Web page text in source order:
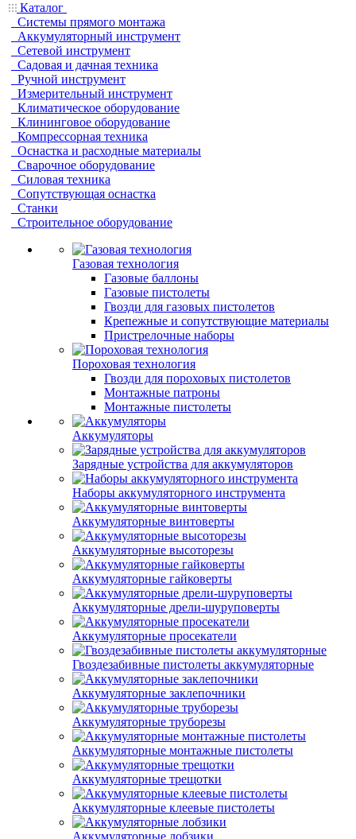
Каталог
Системы прямого монтажа
Аккумуляторный инструмент
Сетевой инструмент
Садовая и дачная техника
Ручной инструмент
Измерительный инструмент
Климатическое оборудование
Клининговое оборудование
Компрессорная техника
Оснастка и расходные материалы
Сварочное оборудование
Силовая техника
Сопутствующая оснастка
Станки
Строительное оборудование
Газовая технология
Газовые баллоны
Газовые пистолеты
Гвозди для газовых пистолетов
Крепежные и сопутствующие материалы
Пристрелочные наборы
Пороховая технология
Гвозди для пороховых пистолетов
Монтажные патроны
Монтажные пистолеты
Аккумуляторы
Зарядные устройства для аккумуляторов
Наборы аккумуляторного инструмента
Аккумуляторные винтоверты
Аккумуляторные высоторезы
Аккумуляторные гайковерты
Аккумуляторные дрели-шуруповерты
Аккумуляторные просекатели
Гвоздезабивные пистолеты аккумуляторные
Аккумуляторные заклепочники
Аккумуляторные труборезы
Аккумуляторные монтажные пистолеты
Аккумуляторные трещотки
Аккумуляторные клеевые пистолеты
Аккумуляторные лобзики